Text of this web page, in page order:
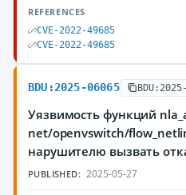
REFERENCES
CVE-2022-49685
CVE-2022-49685
BDU:2025-06065
Уязвимость функций
net/openvswitch/
нарушителю вызвать
PUBLISHED: 2025-05-27